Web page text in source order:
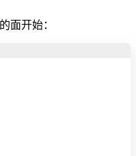
面开始：